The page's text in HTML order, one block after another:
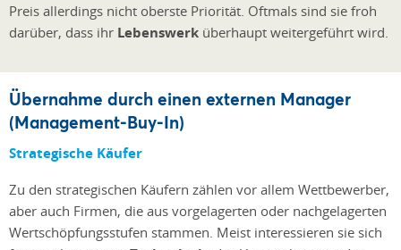
Preis allerdings nicht oberste Priorität. Oftmals sind sie froh
darüber, dass ihr Lebenswerk überhaupt weitergeführt wird.
Übernahme durch einen externen Manager
(Management-Buy-In)
Strategische Käufer
Zu den strategischen Käufern zählen vor allem Wettbewerber,
aber auch Firmen, die aus vorgelagerten oder nachgelagerten
Wertschöpfungsstufen stammen. Meist interessieren sie sich